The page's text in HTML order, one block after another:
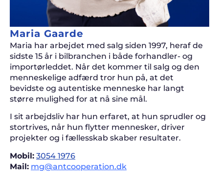
Maria Gaarde
Maria har arbejdet med salg siden 1997, heraf de
sidste 15 år i bilbranchen i både forhandler- og
importørleddet. Når det kommer til salg og den
menneskelige adfærd tror hun på, at det
bevidste og autentiske menneske har langt
større mulighed for at nå sine mål.
I sit arbejdsliv har hun erfaret, at hun sprudler og
stortrives, når hun flytter mennesker, driver
projekter og i fællesskab skaber resultater.
Mobil: 3054 1976
Mail: mg@antcooperation.dk